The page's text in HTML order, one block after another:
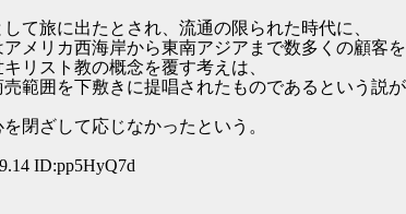
て旅に出たとされ、流通の限られた時代に、
メリカ西海岸から東南アジアまで数多くの顧客を
リスト教の概念を覆す考えは、
範囲を下敷きに提唱されたものであるという説が
閉ざして応じなかったという。
ID:pp5HyQ7d